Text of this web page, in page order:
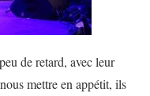
de retard, avec leur
mettre en appétit, ils